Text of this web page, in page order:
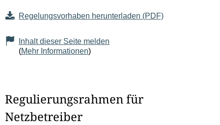
Regelungsvorhaben herunterladen (PDF)
Inhalt dieser Seite melden
(Mehr Informationen)
Regulierungsrahmen für
Netzbetreiber